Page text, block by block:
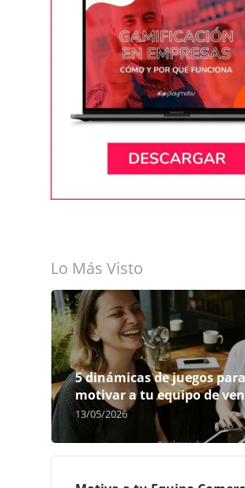
Lo Más Visto
5 dinámicas de juegos para
motivar a tu equipo de
13/05/2026